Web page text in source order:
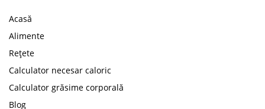
Acasă
Alimente
Rețete
Calculator necesar caloric
Calculator grăsime corporală
Blog